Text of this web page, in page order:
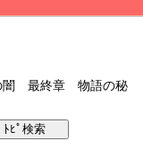
闇 最終章 物語の秘